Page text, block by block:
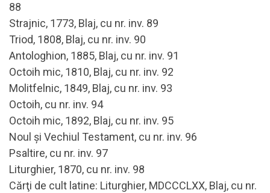
88
Strajnic, 1773, Blaj, cu nr. inv. 89
Triod, 1808, Blaj, cu nr. inv. 90
Antologhion, 1885, Blaj, cu nr. inv. 91
Octoih mic, 1810, Blaj, cu nr. inv. 92
Molitfelnic, 1849, Blaj, cu nr. inv. 93
Octoih, cu nr. inv. 94
Octoih mic, 1892, Blaj, cu nr. inv. 95
Noul şi Vechiul Testament, cu nr. inv. 96
Psaltire, cu nr. inv. 97
Liturghier, 1870, cu nr. inv. 98
Cărţi de cult latine: Liturghier, MDCCCLXX, Blaj, cu nr.